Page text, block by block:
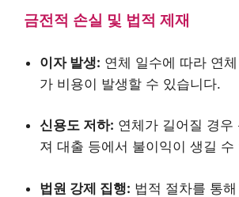
금전적 손실 및 법적 제재
이자 발생: 연체 일수에 따라 연
가 비용이 발생할 수 있습니다.
신용도 저하: 연체가 길어질 경우
져 대출 등에서 불이익이 생길 수
법원 강제 집행: 법적 절차를 통